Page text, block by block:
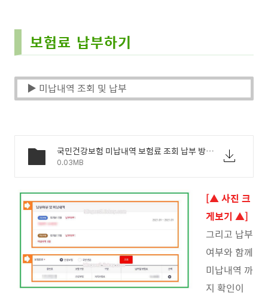
보험료 납부하기
▶ 미납내역 조회 및 납부
국민건강보험 미납내역 보험료 조회 납부 방법 - 03.jpg
0.03MB
[▲ 사진 크
게보기 ▲]
그리고 납부
여부와 함께
미납내역 까
지 확인이